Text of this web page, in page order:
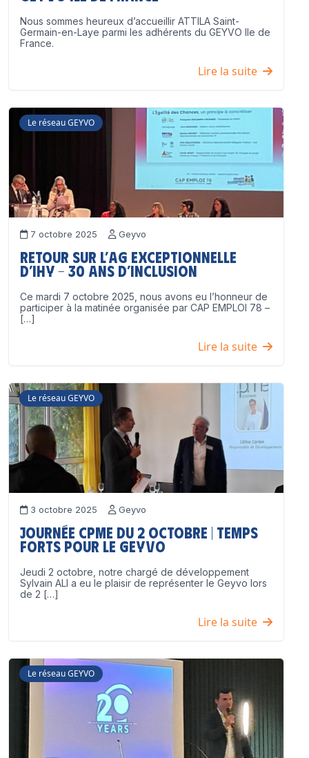
Nous sommes heureux d’accueillir ATTILA Saint-
Germain-en-Laye parmi les adhérents du GEYVO Ile de
France.
Lire la suite
Le réseau GEYVO
7 octobre 2025 Geyvo
Retour sur l’AG exceptionnelle
d’IHY – 30 ans d’inclusion
Ce mardi 7 octobre 2025, nous avons eu l’honneur de
participer à la matinée organisée par CAP EMPLOI 78 –
[…]
Lire la suite
Le réseau GEYVO
3 octobre 2025 Geyvo
Journée CPME du 2 octobre | Temps
forts pour le GEYVO
Jeudi 2 octobre, notre chargé de développement
Sylvain ALI a eu le plaisir de représenter le Geyvo lors
de 2 […]
Lire la suite
Le réseau GEYVO